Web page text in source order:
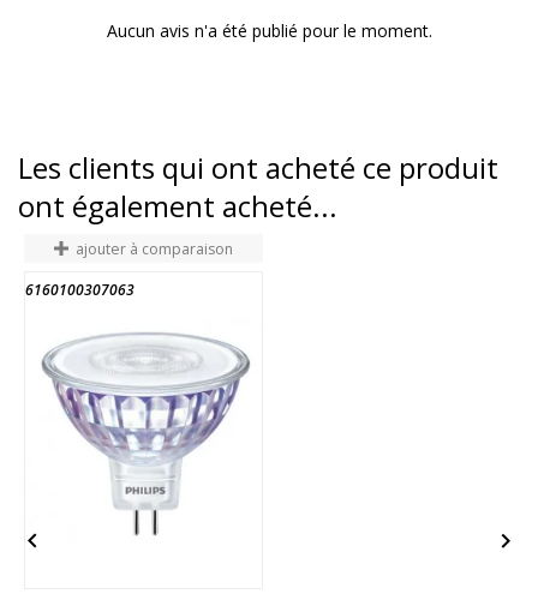
Aucun avis n'a été publié pour le moment.
Les clients qui ont acheté ce produit
ont également acheté...
ajouter à comparaison
6160100307063
 